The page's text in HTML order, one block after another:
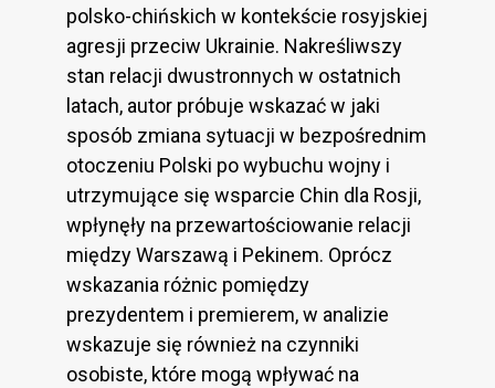
polsko-chińskich w kontekście rosyjskiej
agresji przeciw Ukrainie. Nakreśliwszy
stan relacji dwustronnych w ostatnich
latach, autor próbuje wskazać w jaki
sposób zmiana sytuacji w bezpośrednim
otoczeniu Polski po wybuchu wojny i
utrzymujące się wsparcie Chin dla Rosji,
wpłynęły na przewartościowanie relacji
między Warszawą i Pekinem. Oprócz
wskazania różnic pomiędzy
prezydentem i premierem, w analizie
wskazuje się również na czynniki
osobiste, które mogą wpływać na